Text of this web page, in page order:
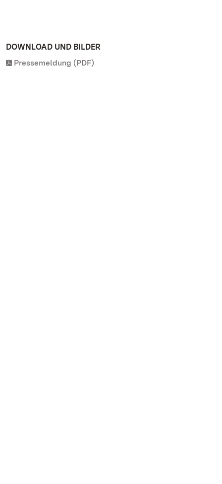
DOWNLOAD UND BILDER
Pressemeldung (PDF)